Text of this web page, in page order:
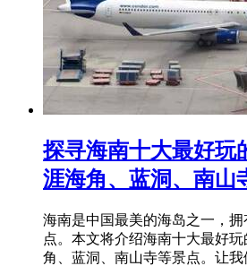
探寻海南十大最好玩
涯海角、蓝洞、南山
海南是中国最美的海岛之一，
点。本文将介绍海南十大最好
角、蓝洞、南山寺等景点。让